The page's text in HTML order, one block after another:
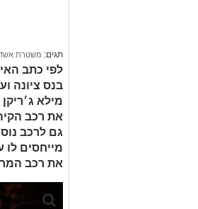
תגים: משטרת
לפי כתב
בנס ציונה
מילא
את רכב
גם לרכב
מייחסים
את רכב